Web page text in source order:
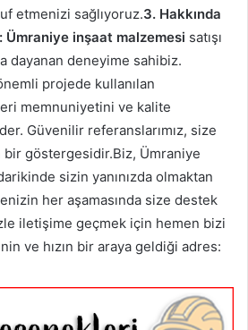
etmenizi sağlıyoruz.3. Hakkında
inşaat malzemesi satışı
dayanan deneyime sahibiz.
projede kullanılan
memnuniyetini ve kalite
Güvenilir referanslarımız, size
göstergesidir.Biz, Ümraniye
sizin yanınızda olmaktan
her aşamasında size destek
iletişime geçmek için hemen bizi
ve hızın bir araya geldiği adres: